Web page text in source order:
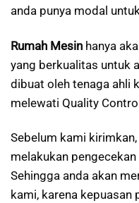
anda punya modal
Rumah Mesin hanya
yang berkualitas untuk
dibuat oleh tenaga ahli
melewati Quality
Sebelum kami
melakukan
Sehingga anda akan
kami, karena kepuasan